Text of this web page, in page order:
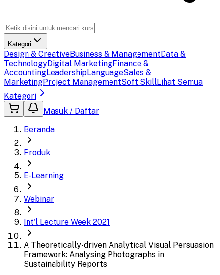
Kategori
Design & CreativeBusiness & ManagementData &
TechnologyDigital MarketingFinance &
AccountingLeadershipLanguageSales &
MarketingProject ManagementSoft SkillLihat Semua
Kategori
Masuk / Daftar
Beranda
Produk
E-Learning
Webinar
Int'l Lecture Week 2021
A Theoretically-driven Analytical Visual Persuasion
Framework: Analysing Photographs in
Sustainability Reports